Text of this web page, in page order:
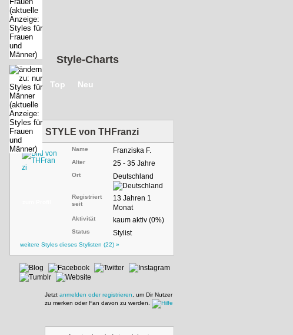
Style-Charts
Top Neu
STYLE von THFranzi
Name Franziska F.
Alter 25 - 35 Jahre
Ort Deutschland
Registriert
seit
13 Jahren 1
Monat
Aktivität kaum aktiv (0%)
Status Stylist
weitere Styles dieses Stylisten (22) »
Jetzt anmelden oder registrieren , um Dir Nutzer
zu merken oder Fan davon zu werden.